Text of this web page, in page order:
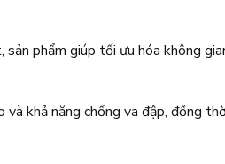
phẩm giúp tối ưu hóa không
khả năng chống va đập, đồng